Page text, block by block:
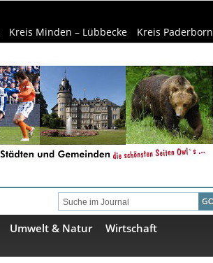
Kreis Minden – Lübbecke Kreis Paderborn
Umwelt & Natur
Wirtschaft